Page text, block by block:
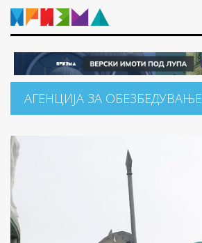
АГЕНЦИЈА ЗА ОБЕЗБЕДУВАЊЕ